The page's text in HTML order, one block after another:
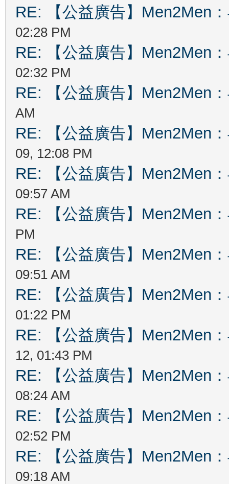
RE: 【公益廣告】Men2Men
02:28 PM
RE: 【公益廣告】Men2Men
02:32 PM
RE: 【公益廣告】Men2Men
AM
RE: 【公益廣告】Men2Men
09, 12:08 PM
RE: 【公益廣告】Men2Men
09:57 AM
RE: 【公益廣告】Men2Men
PM
RE: 【公益廣告】Men2Men
09:51 AM
RE: 【公益廣告】Men2Men
01:22 PM
RE: 【公益廣告】Men2Men
12, 01:43 PM
RE: 【公益廣告】Men2Men
08:24 AM
RE: 【公益廣告】Men2Men
02:52 PM
RE: 【公益廣告】Men2Men
09:18 AM